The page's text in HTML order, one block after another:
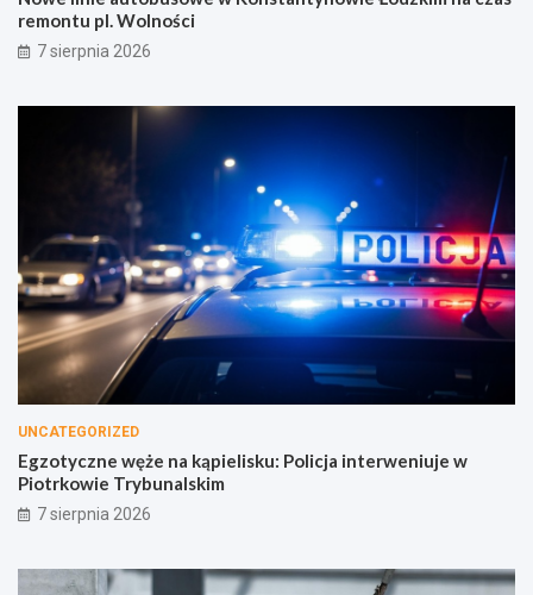
remontu pl. Wolności
7 sierpnia 2026
UNCATEGORIZED
Egzotyczne węże na kąpielisku: Policja interweniuje w
Piotrkowie Trybunalskim
7 sierpnia 2026